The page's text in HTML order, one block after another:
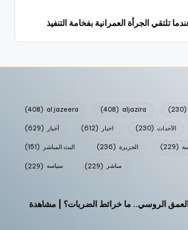
تلتقي الجرأة العمرانية بفخامة التنفيذ
al jazeera
(408) aljazira
(408) (230)
أخبار (629) اخبار (612) الأحداث (230)
البث المباشر (151) الجزيرة (236) (229)
سياسه (229) مباشر (229)
الروسي.. ما خرائط الضربات؟ | مشاهدة